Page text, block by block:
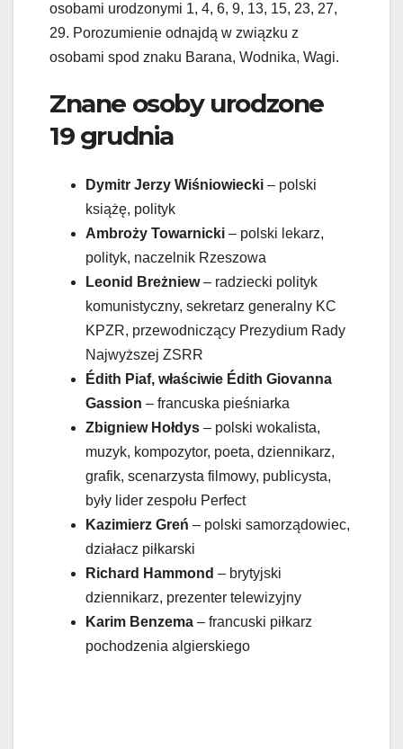
osobami urodzonymi 1, 4, 6, 9, 13, 15, 23, 27,
29. Porozumienie odnajdą w związku z
osobami spod znaku Barana, Wodnika, Wagi.
Znane osoby urodzone
19 grudnia
Dymitr Jerzy Wiśniowiecki – polski
książę, polityk
Ambroży Towarnicki – polski lekarz,
polityk, naczelnik Rzeszowa
Leonid Breżniew– radziecki polityk
komunistyczny, sekretarz generalny KC
KPZR, przewodniczący Prezydium Rady
Najwyższej ZSRR
Édith Piaf, właściwie Édith Giovanna
Gassion – francuska pieśniarka
Zbigniew Hołdys – polski wokalista,
muzyk, kompozytor, poeta, dziennikarz,
grafik, scenarzysta filmowy, publicysta,
były lider zespołu Perfect
Kazimierz Greń – polski samorządowiec,
działacz piłkarski
Richard Hammond – brytyjski
dziennikarz, prezenter telewizyjny
Karim Benzema – francuski piłkarz
pochodzenia algierskiego